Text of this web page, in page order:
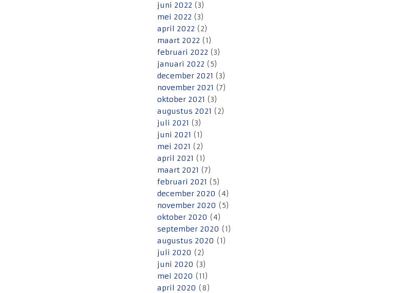
juni 2022 (3)
mei 2022 (3)
april 2022 (2)
maart 2022 (1)
februari 2022 (3)
januari 2022 (5)
december 2021 (3)
november 2021 (7)
oktober 2021 (3)
augustus 2021 (2)
juli 2021 (3)
juni 2021 (1)
mei 2021 (2)
april 2021 (1)
maart 2021 (7)
februari 2021 (5)
december 2020 (4)
november 2020 (5)
oktober 2020 (4)
september 2020 (1)
augustus 2020 (1)
juli 2020 (2)
juni 2020 (3)
mei 2020 (11)
april 2020 (8)